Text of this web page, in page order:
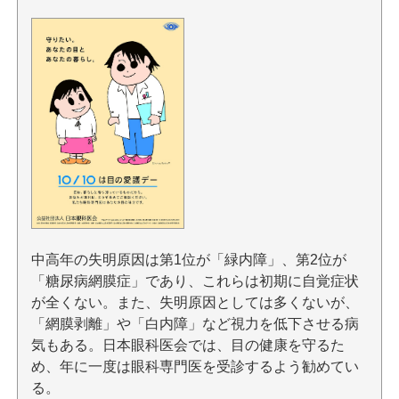
中高年の失明原因は第1位が「緑内障」、第2位が
「糖尿病網膜症」であり、これらは初期に自覚症状
が全くない。また、失明原因としては多くないが、
「網膜剥離」や「白内障」など視力を低下させる病
気もある。日本眼科医会では、目の健康を守るた
め、年に一度は眼科専門医を受診するよう勧めてい
る。